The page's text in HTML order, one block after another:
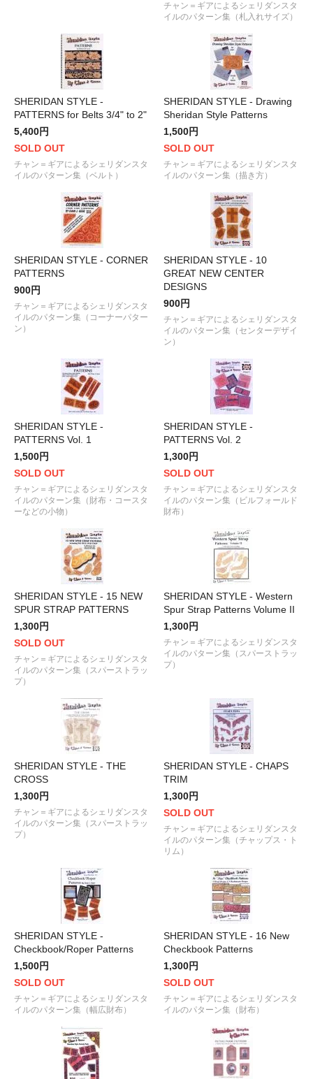
チャン＝ギアによるシェリダンスタ
イルのパターン集（札入れサイズ）
SHERIDAN STYLE -
PATTERNS for Belts 3/4" to 2"
5,400円
SOLD OUT
チャン＝ギアによるシェリダンスタ
イルのパターン集（ベルト）
SHERIDAN STYLE - Drawing
Sheridan Style Patterns
1,500円
SOLD OUT
チャン＝ギアによるシェリダンスタ
イルのパターン集（描き方）
SHERIDAN STYLE - CORNER
PATTERNS
900円
チャン＝ギアによるシェリダンスタ
イルのパターン集（コーナーパター
ン）
SHERIDAN STYLE - 10
GREAT NEW CENTER
DESIGNS
900円
チャン＝ギアによるシェリダンスタ
イルのパターン集（センターデザイ
ン）
SHERIDAN STYLE -
PATTERNS Vol. 1
1,500円
SOLD OUT
チャン＝ギアによるシェリダンスタ
イルのパターン集（財布・コースタ
ーなどの小物）
SHERIDAN STYLE -
PATTERNS Vol. 2
1,300円
SOLD OUT
チャン＝ギアによるシェリダンスタ
イルのパターン集（ビルフォールド
財布）
SHERIDAN STYLE - 15 NEW
SPUR STRAP PATTERNS
1,300円
SOLD OUT
チャン＝ギアによるシェリダンスタ
イルのパターン集（スパーストラッ
プ）
SHERIDAN STYLE - Western
Spur Strap Patterns Volume II
1,300円
チャン＝ギアによるシェリダンスタ
イルのパターン集（スパーストラッ
プ）
SHERIDAN STYLE - THE
CROSS
1,300円
チャン＝ギアによるシェリダンスタ
イルのパターン集（スパーストラッ
プ）
SHERIDAN STYLE - CHAPS
TRIM
1,300円
SOLD OUT
チャン＝ギアによるシェリダンスタ
イルのパターン集（チャップス・ト
リム）
SHERIDAN STYLE -
Checkbook/Roper Patterns
1,500円
SOLD OUT
チャン＝ギアによるシェリダンスタ
イルのパターン集（幅広財布）
SHERIDAN STYLE - 16 New
Checkbook Patterns
1,300円
SOLD OUT
チャン＝ギアによるシェリダンスタ
イルのパターン集（財布）